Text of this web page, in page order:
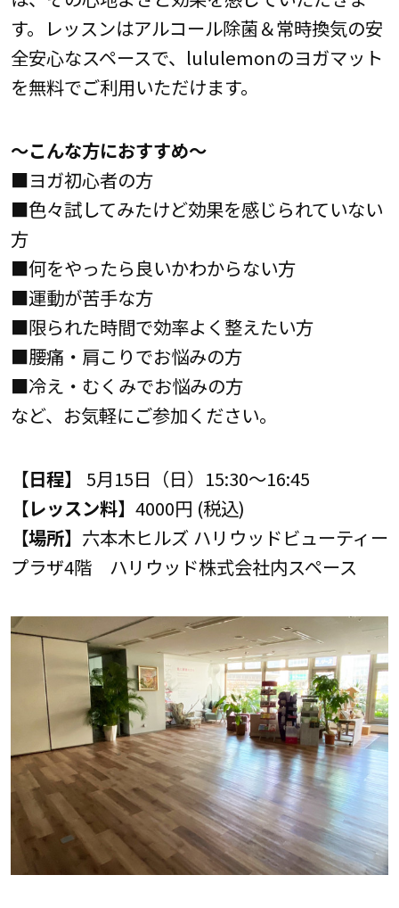
す。レッスンはアルコール除菌＆常時換気の安
全安心なスペースで、lululemonのヨガマット
を無料でご利用いただけます。
～こんな方におすすめ～
■ヨガ初心者の方
■色々試してみたけど効果を感じられていない
方
■何をやったら良いかわからない方
■運動が苦手な方
■限られた時間で効率よく整えたい方
■腰痛・肩こりでお悩みの方
■冷え・むくみでお悩みの方
など、お気軽にご参加ください。
【日程】 5月15日（日）15:30～16:45
【レッスン料】 4000円 (税込)
【場所】 六本木ヒルズ ハリウッドビューティー
プラザ4階 ハリウッド株式会社内スペース